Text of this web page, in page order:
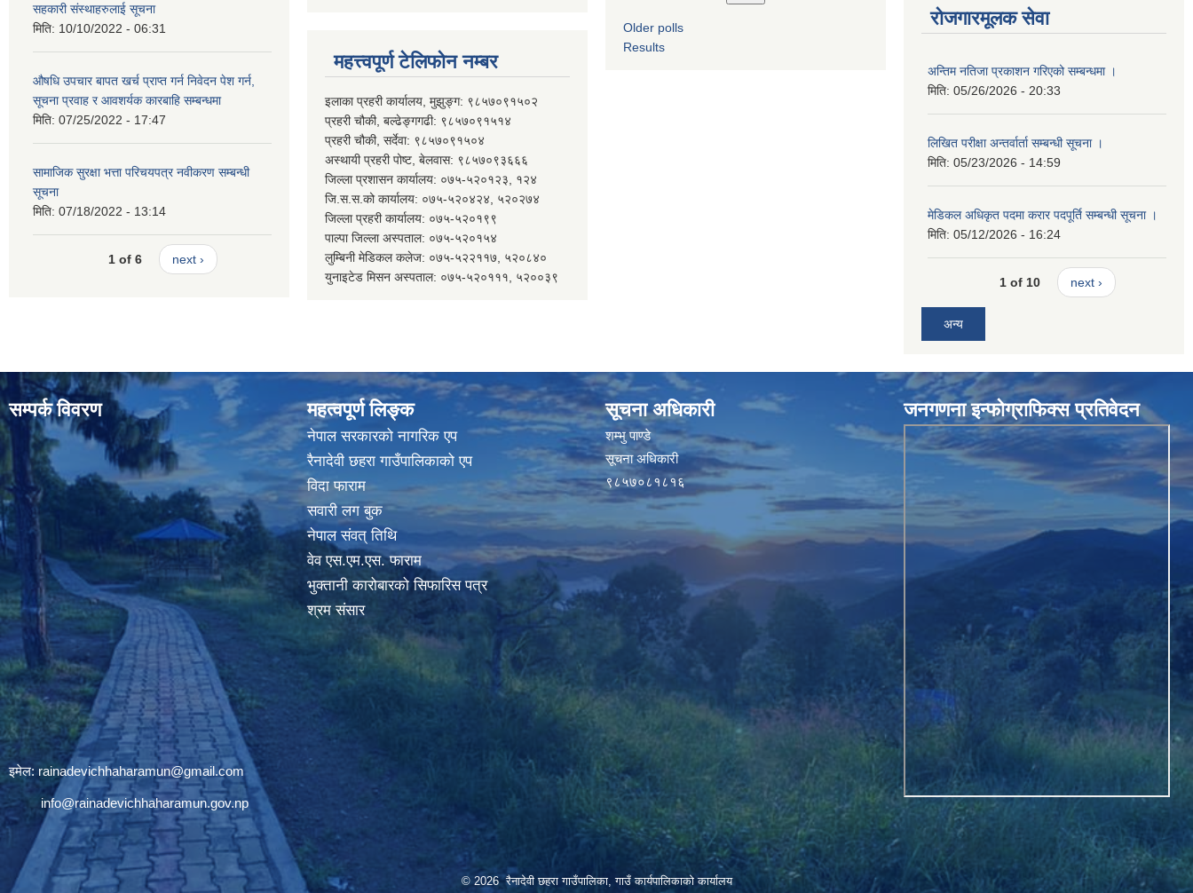
सहकारी संस्थाहरुलाई सूचना
मिति: 10/10/2022 - 06:31
औषधि उपचार बापत खर्च प्राप्त गर्न निवेदन पेश गर्न,
सूचना प्रवाह र आवशर्यक कारबाहि सम्बन्धमा
मिति: 07/25/2022 - 17:47
सामाजिक सुरक्षा भत्ता परिचयपत्र नवीकरण सम्बन्धी
सूचना
मिति: 07/18/2022 - 13:14
1 of 6 next ›
महत्त्वपूर्ण टेलिफोन नम्बर
इलाका प्रहरी कार्यालय, मुझुङ्ग: ९८५७०९१५०२
प्रहरी चौकी, बल्ढेङ्गगढी: ९८५७०९१५१४
प्रहरी चौकी, सर्देवा: ९८५७०९१५०४
अस्थायी प्रहरी पोष्ट, बेलवास: ९८५७०९३६६६
जिल्ला प्रशासन कार्यालय: ०७५-५२०१२३, १२४
जि.स.स.को कार्यालय: ०७५-५२०४२४, ५२०२७४
जिल्ला प्रहरी कार्यालय: ०७५-५२०१९९
पाल्पा जिल्ला अस्पताल: ०७५-५२०१५४
लुम्बिनी मेडिकल कलेज: ०७५-५२२११७, ५२०८४०
युनाइटेड मिसन अस्पताल: ०७५-५२०१११, ५२००३९
Older polls
Results
रोजगारमूलक सेवा
अन्तिम नतिजा प्रकाशन गरिएको सम्बन्धमा ।
मिति: 05/26/2026 - 20:33
लिखित परीक्षा अन्तर्वार्ता सम्बन्धी सूचना ।
मिति: 05/23/2026 - 14:59
मेडिकल अधिकृत पदमा करार पदपूर्ति सम्बन्धी सूचना ।
मिति: 05/12/2026 - 16:24
1 of 10 next ›
अन्य
सम्पर्क विवरण
इमेल: rainadevichhaharamun@gmail.com
info@rainadevichhaharamun.gov.np
महत्वपूर्ण लिङ्क
नेपाल सरकारको नागरिक एप
रैनादेवी छहरा गाउँपालिकाको एप
विदा फाराम
सवारी लग बुक
नेपाल संवत् तिथि
वेव एस.एम.एस. फाराम
भुक्तानी कारोबारको सिफारिस पत्र
श्रम संसार
सूचना अधिकारी
शम्भु पाण्डे
सूचना अधिकारी
९८५७०८१८१६
जनगणना इन्फोग्राफिक्स प्रतिवेदन
© 2026 रैनादेवी छहरा गाउँपालिका, गाउँ कार्यपालिकाको कार्यालय